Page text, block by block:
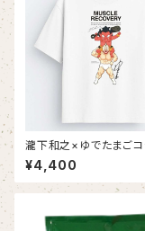
瀧下和之×ゆでたまごコ
リティTシャツ（白生地に
ラープリント）
¥4,400